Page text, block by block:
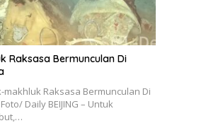
Raksasa Bermunculan Di
Raksasa Bermunculan Di
Daily BEIJING – Untuk